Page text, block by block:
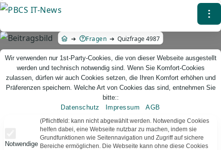
Direkt
Inhalt
⁝
Fragen Quizfrage 4987
PBCS IT-News – IT. Web. Einfach. Webdesign, Analyse & Beratung
Quizfrage 4987
Wir verwenden nur 1st-Party-Cookies, die von dieser Webseite ausgestellt
werden und technisch notwendig sind. Wenn Sie Komfort-Cookies
zulassen, dürfen wir auch Cookies setzen, die Ihren Komfort erhöhen und
Präferenzen speichern. Welche Art von Cookies das sind, entnehmen Sie
bitte::
Datenschutz
Impressum AGB
Notwendige
(Pflichtfeld: kann nicht abgewählt werden. Notwendige Cookies
helfen dabei, eine Webseite nutzbar zu machen, indem sie
Grundfunktionen wie Seitennavigation und Zugriff auf sichere
Bereiche ermöglichen. Die Webseite kann ohne diese Cookies